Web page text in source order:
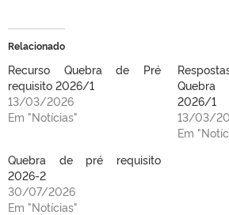
Relacionado
Recurso Quebra de Pré
requisito 2026/1
13/03/2026
Em "Notícias"
2026/1
13/03/
Em
Quebra de pré requisito
2026-2
30/07/2026
Em "Notícias"